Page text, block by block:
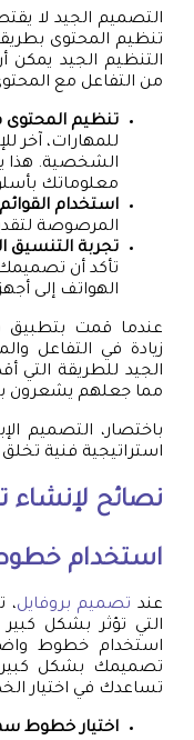
التصميم الجيد لا
تنظيم المحتوى
التنظيم الجيد
من التفاعل مع
تنظيم المحتوى
للمهارات، آخر
الشخصية. هذا
معلوماتك
استخدام
المرصوصة
تجربة التنسيق
تأكد أن
الهواتف إلى
عندما قمت بتطبيق
زيادة في التفاعل
الجيد للطريقة التي
مما جعلهم يشعرون
باختصار، التصميم
استراتيجية فنية تخلق
نصائح لإنشاء
استخدام
عند تصميم بروفايل،
التي تؤثر بشكل
استخدام خطوط
تصميمك بشكل
تساعدك في اختيار
اختيار خطوط